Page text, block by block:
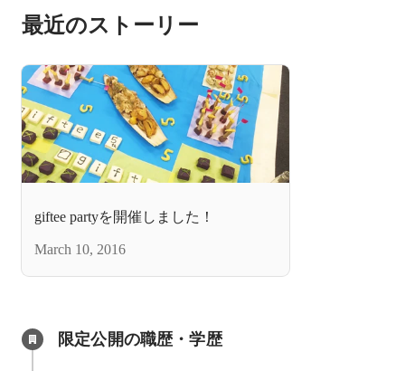
最近のストーリー
giftee partyを開催しました！
March 10, 2016
限定公開の職歴・学歴